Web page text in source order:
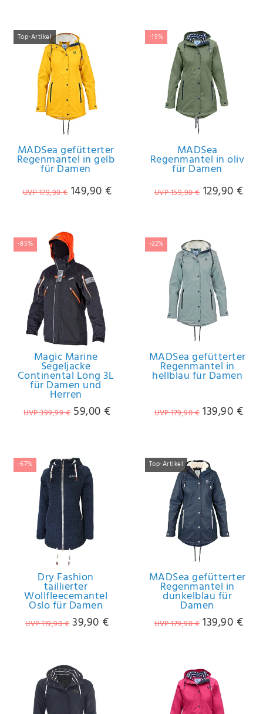
Top-Artikel
MADSea gefütterter
Regenmantel in gelb
für Damen
UVP 179,90 € 149,90 €
-19%
MADSea
Regenmantel in oliv
für Damen
UVP 159,90 € 129,90 €
-85%
Magic Marine
Segeljacke
Continental Long 3L
für Damen und
Herren
UVP 399,99 € 59,00 €
-22%
MADSea gefütterter
Regenmantel in
hellblau für Damen
UVP 179,90 € 139,90 €
-67%
Dry Fashion
taillierter
Wollfleecemantel
Oslo für Damen
UVP 119,90 € 39,90 €
Top-Artikel
MADSea gefütterter
Regenmantel in
dunkelblau für
Damen
UVP 179,90 € 139,90 €